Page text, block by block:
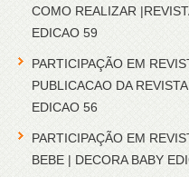
COMO REALIZAR
EDICAO 59
PARTICIPAÇÃO EM
PUBLICACAO DA
EDICAO 56
PARTICIPAÇÃO EM
BEBE | DECORA BABY